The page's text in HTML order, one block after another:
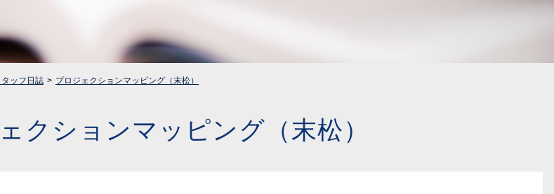
ッフ日誌 プロジェクションマッピング（末松）
クションマッピング（末松）